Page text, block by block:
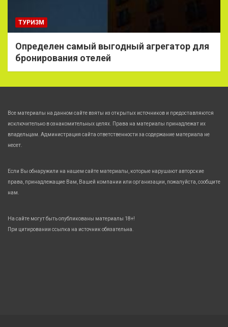
ТУРИЗМ
Определен самый выгодный агрегатор для
бронирования отелей
Все материалы на данном сайте взяты из открытых источников и предоставляются
исключительно в ознакомительных целях. Права на материалы принадлежат их
владельцам. Администрация сайта ответственности за содержание материала не
несет.
Если Вы обнаружили на нашем сайте материалы, которые нарушают авторские
права, принадлежащие Вам, Вашей компании или организации, пожалуйста, сообщите
нам.
На сайте могут быть опубликованы материалы 18+!
При цитировании ссылка на источник обязательна.